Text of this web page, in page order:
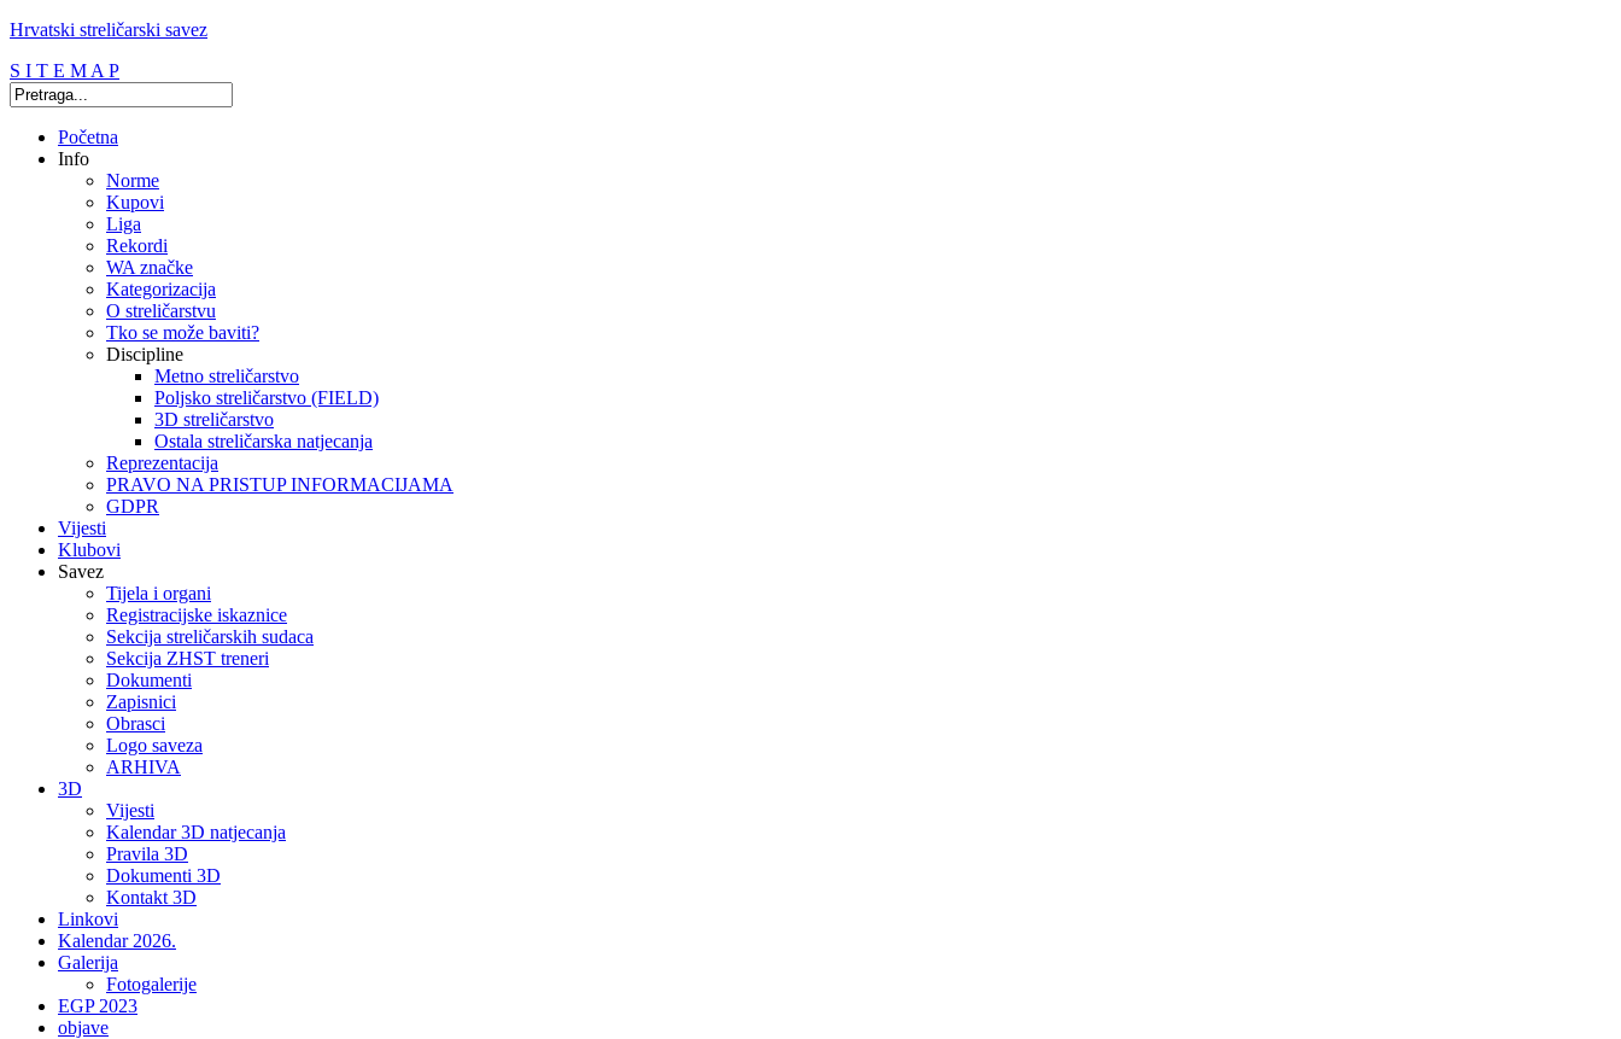
Hrvatski streličarski savez
S I T E M A P
Početna
Info
Norme
Kupovi
Liga
Rekordi
WA značke
Kategorizacija
O streličarstvu
Tko se može baviti?
Discipline
Metno streličarstvo
Poljsko streličarstvo (FIELD)
3D streličarstvo
Ostala streličarska natjecanja
Reprezentacija
PRAVO NA PRISTUP INFORMACIJAMA
GDPR
Vijesti
Klubovi
Savez
Tijela i organi
Registracijske iskaznice
Sekcija streličarskih sudaca
Sekcija ZHST treneri
Dokumenti
Zapisnici
Obrasci
Logo saveza
ARHIVA
3D
Vijesti
Kalendar 3D natjecanja
Pravila 3D
Dokumenti 3D
Kontakt 3D
Linkovi
Kalendar 2026.
Galerija
Fotogalerije
EGP 2023
objave